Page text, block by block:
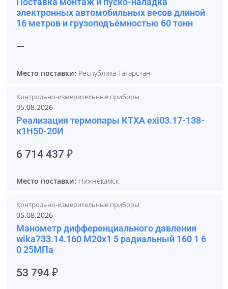
электронных автомобильных весов длиной
16 метров и грузоподъёмностью 60 тонн
—
Место поставки: Республика Татарстан
Контрольно-измерительные приборы
05.08.2026
Реализация термопары КТХА exi03.17-138-
к1Н50-20И
6 714 437 ₽
Место поставки: Нижнекамск
Контрольно-измерительные приборы
05.08.2026
Манометр дифференциального давления
wika733.14.160 М20х1 5 радиальный 160 1 6
0 25МПа
53 794 ₽